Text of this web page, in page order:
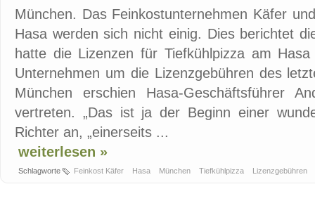
München. Das Feinkostunternehmen Käfer
Hasa werden sich nicht einig. Dies berichtet
hatte die Lizenzen für Tiefkühlpizza am
Unternehmen um die Lizenzgebühren des
München erschien Hasa-Geschäftsführer
vertreten. „Das ist ja der Beginn einer
Richter an, „einerseits ...
weiterlesen »
Schlagworte Feinkost Käfer Hasa München Tiefkühlpizza Lizenzgebühren